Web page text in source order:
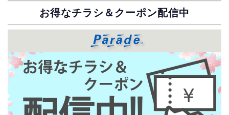
お得なチラシ＆クーポン配信中